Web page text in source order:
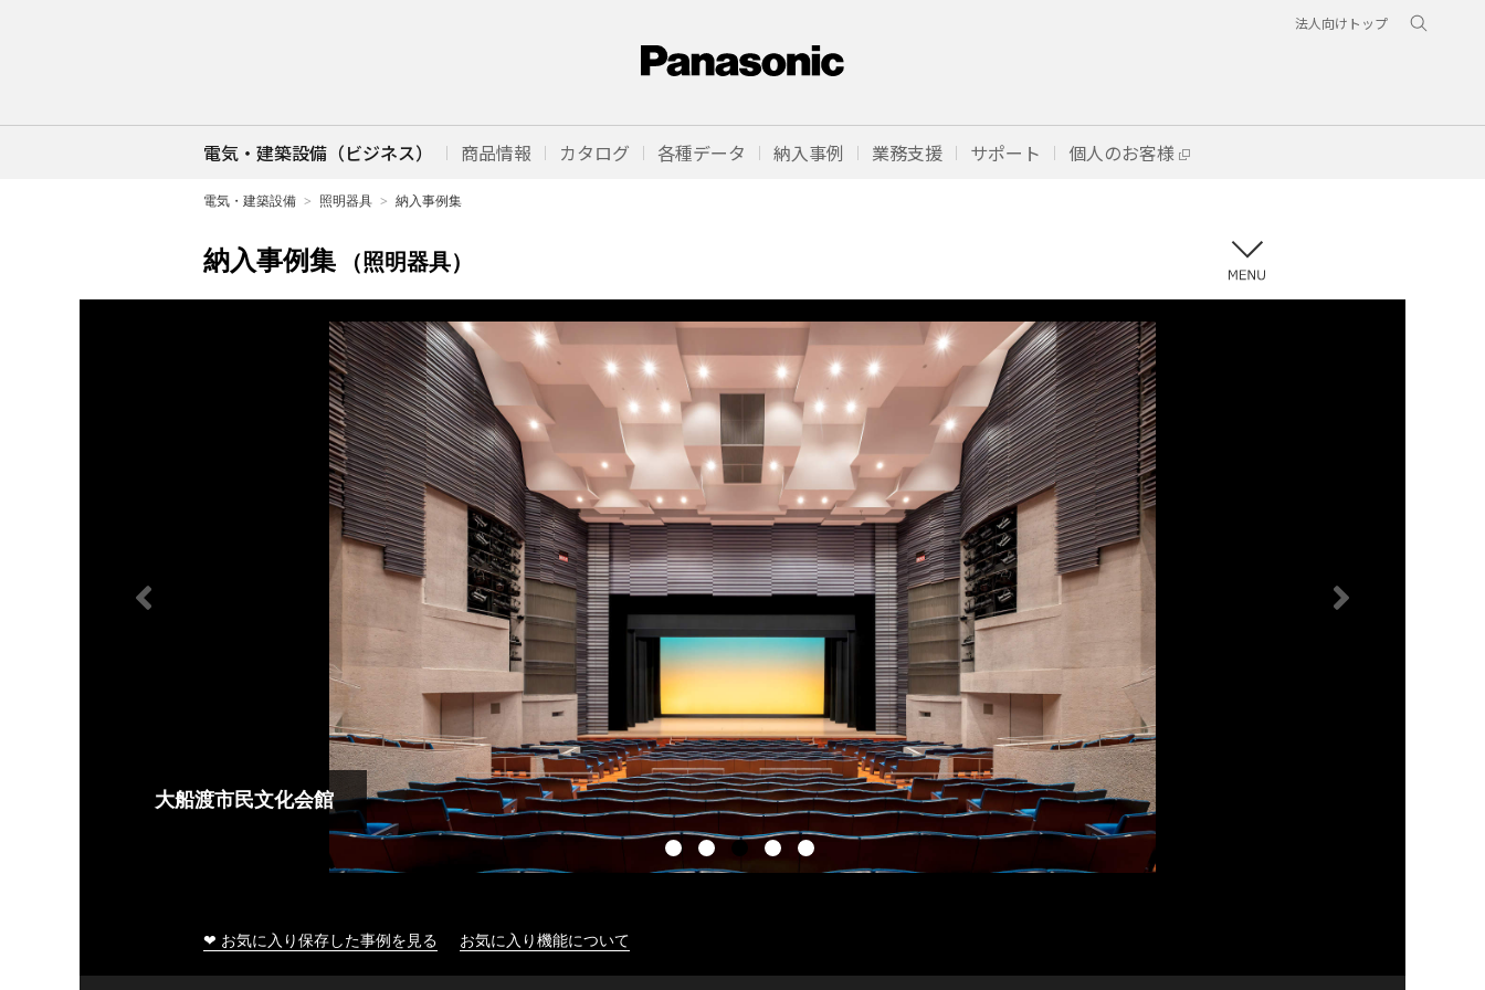
法人向けトップ
電気・建築設備（ビジネス） 商品情報 カタログ 各種データ 納入事例 業務支援 サポート 個人のお客様
電気・建築設備 照明器具 納入事例集
納入事例集 （照明器具）
大船渡市民文化会館
❤ お気に入り保存した事例を見る お気に入り機能について